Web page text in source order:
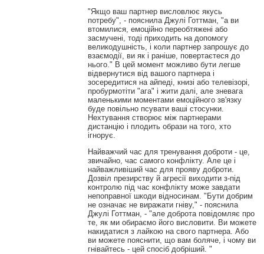
"Якщо ваш партнер висловлює якусь
потребу", - пояснила Джулі Готтман, "а ви
втомилися, емоційно переобтяжені або
засмучені, тоді приходить на допомогу
великодушність, і коли партнер запрошує до
взаємодії, ви як і раніше, повертаєтеся до
нього." В цей момент можливо бути легше
відвернутися від вашого партнера і
зосередитися на айпеді, книзі або телевізорі,
пробурмотіти "ага" і жити далі, але зневага
маленькими моментами емоційного зв'язку
буде повільно псувати ваші стосунки.
Нехтування створює між партнерами
дистанцію і плодить образи на того, хто
ігнорує.
Найважчий час для тренування доброти - це,
звичайно, час самого конфлікту. Але це і
найважливіший час для прояву доброти.
Дозвіл презирству й агресії виходити з-під
контролю під час конфлікту може завдати
непоправної шкоди відносинам. "Бути добрим
не означає не виражати гніву," - пояснила
Джулі Готтман, - "але доброта повідомляє про
те, як ми обираємо його висловити. Ви можете
накидатися з лайкою на свого партнера. Або
ви можете пояснити, що вам боляче, і чому ви
гнівайтесь - цей спосіб добріший. "